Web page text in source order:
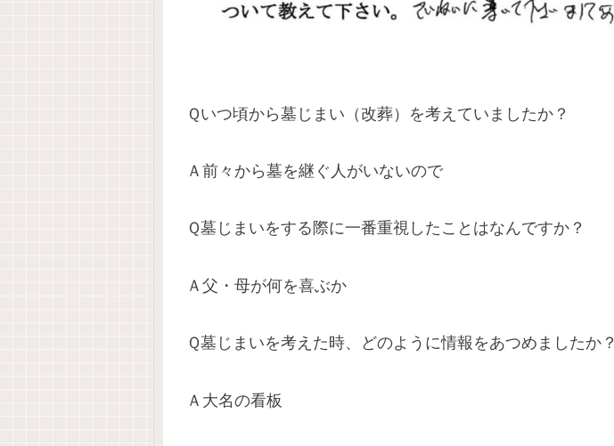
Ｑいつ頃から墓じまい（改葬）を考えていましたか？
Ａ前々から墓を継ぐ人がいないので
Ｑ墓じまいをする際に一番重視したことはなんですか？
Ａ父・母が何を喜ぶか
Ｑ墓じまいを考えた時、どのように情報をあつめましたか？
Ａ大名の看板